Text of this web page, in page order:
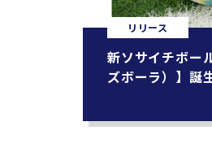
リリース
新ソサイチボー
ズボーラ）】誕